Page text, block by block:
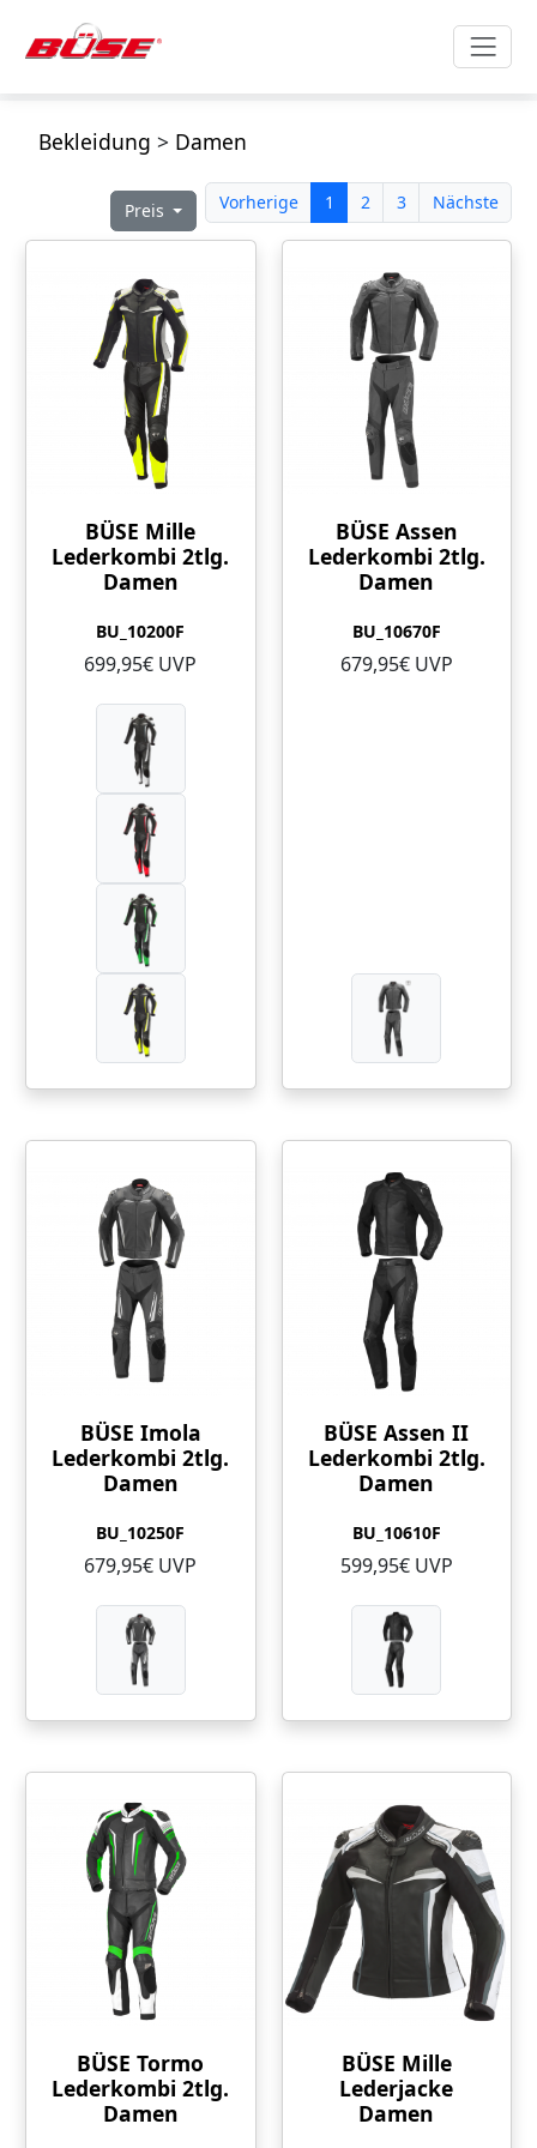
Bekleidung > Damen
Vorherige 1 2 3 Nächste
Preis
BÜSE Mille
Lederkombi 2tlg.
Damen
BU_10200F
699,95€ UVP
BÜSE Assen
Lederkombi 2tlg.
Damen
BU_10670F
679,95€ UVP
BÜSE Imola
Lederkombi 2tlg.
Damen
BU_10250F
679,95€ UVP
BÜSE Assen II
Lederkombi 2tlg.
Damen
BU_10610F
599,95€ UVP
BÜSE Tormo
Lederkombi 2tlg.
Damen
BÜSE Mille
Lederjacke
Damen